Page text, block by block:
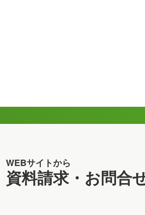
WEBサイトから
資料請求・お問合